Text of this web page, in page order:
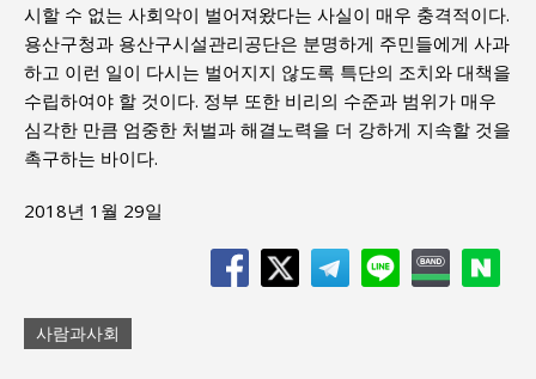
시할 수 없는 사회악이 벌어져왔다는 사실이 매우 충격적이다.
용산구청과 용산구시설관리공단은 분명하게 주민들에게 사과
하고 이런 일이 다시는 벌어지지 않도록 특단의 조치와 대책을
수립하여야 할 것이다. 정부 또한 비리의 수준과 범위가 매우
심각한 만큼 엄중한 처벌과 해결노력을 더 강하게 지속할 것을
촉구하는 바이다.
2018년 1월 29일
사람과사회